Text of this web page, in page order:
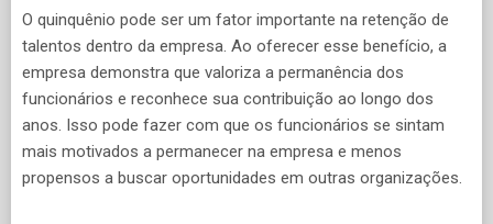
O quinquênio pode ser um fator importante na retenção de
talentos dentro da empresa. Ao oferecer esse benefício, a
empresa demonstra que valoriza a permanência dos
funcionários e reconhece sua contribuição ao longo dos
anos. Isso pode fazer com que os funcionários se sintam
mais motivados a permanecer na empresa e menos
propensos a buscar oportunidades em outras organizações.